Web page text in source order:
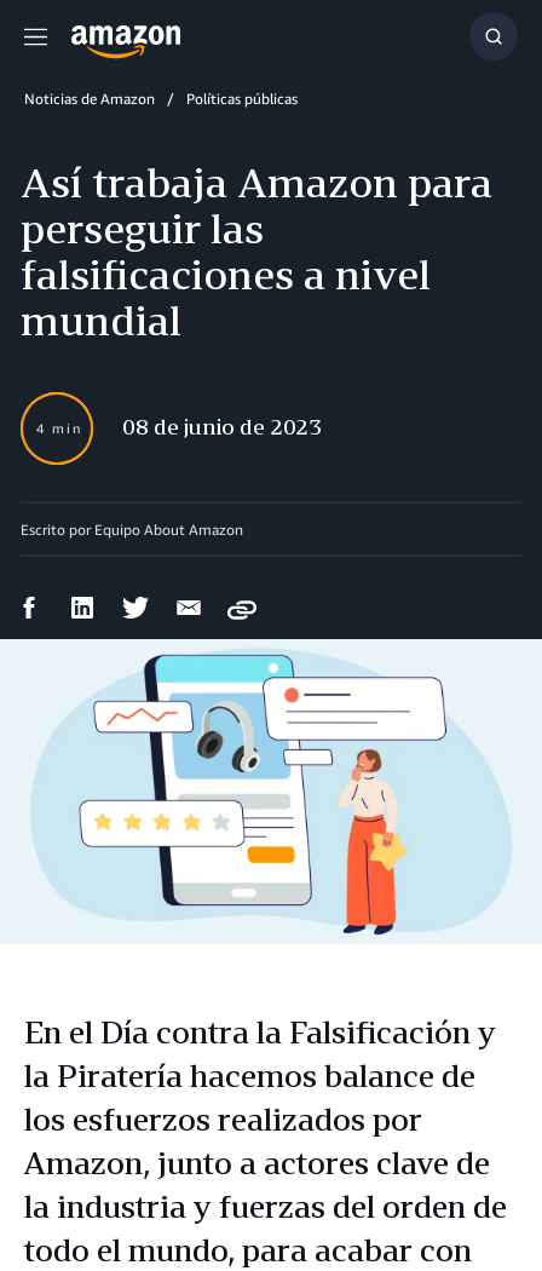
Menú
Noticias de Amazon Políticas públicas
Así trabaja Amazon para
perseguir las
falsificaciones a nivel
mundial
4 min 08 de junio de 2023
Escrito por Equipo About Amazon
CompartirCompartir
LinkedIn
Compartir
Twitter
Compartir
correo
electrónico
Copy
En el Día contra la Falsificación y
la Piratería hacemos balance de
los esfuerzos realizados por
Amazon, junto a actores clave de
la industria y fuerzas del orden de
todo el mundo, para acabar con